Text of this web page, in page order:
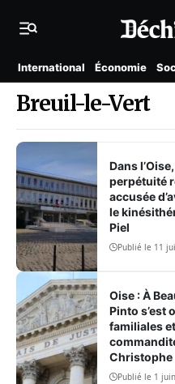
International Économie
Breuil-le-Vert
Dans
perpétuité
accusée
le
Piel
Publié le 11
Oise : À
Pinto s’est
familiales
Christophe
Publié le 1